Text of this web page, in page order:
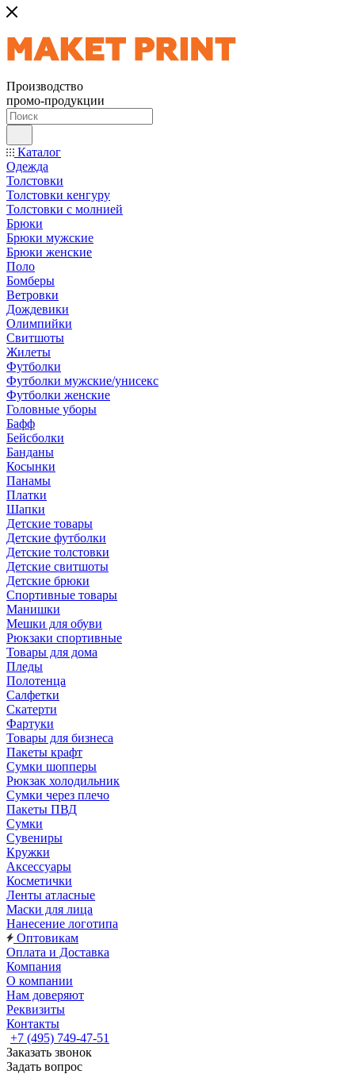
Производство
промо-продукции
Каталог
Одежда
Толстовки
Толстовки кенгуру
Толстовки с молнией
Брюки
Брюки мужские
Брюки женские
Поло
Бомберы
Ветровки
Дождевики
Олимпийки
Свитшоты
Жилеты
Футболки
Футболки мужские/унисекс
Футболки женские
Головные уборы
Бафф
Бейсболки
Банданы
Косынки
Панамы
Платки
Шапки
Детские товары
Детские футболки
Детские толстовки
Детские свитшоты
Детские брюки
Спортивные товары
Манишки
Мешки для обуви
Рюкзаки спортивные
Товары для дома
Пледы
Полотенца
Салфетки
Скатерти
Фартуки
Товары для бизнеса
Пакеты крафт
Сумки шопперы
Рюкзак холодильник
Сумки через плечо
Пакеты ПВД
Сумки
Сувениры
Кружки
Аксессуары
Косметички
Ленты атласные
Маски для лица
Нанесение логотипа
Оптовикам
Оплата и Доставка
Компания
О компании
Нам доверяют
Реквизиты
Контакты
+7 (495) 749-47-51
Заказать звонок
Задать вопрос